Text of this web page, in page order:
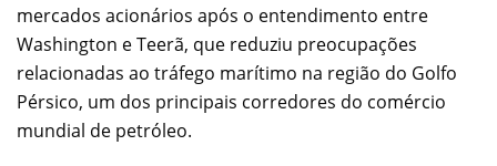
mercados acionários após o entendimento entre
Washington e Teerã, que reduziu preocupações
relacionadas ao tráfego marítimo na região do Golfo
Pérsico, um dos principais corredores do comércio
mundial de petróleo.